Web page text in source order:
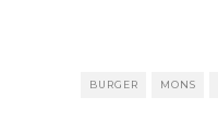
BURGER MONS